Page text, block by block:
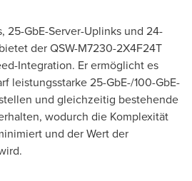
25-GbE-Server-Uplinks und 24-
der QSW-M7230-2X4F24T
Integration. Er ermöglicht es
leistungsstarke 25-GbE-/100-GbE-
und gleichzeitig bestehende
wodurch die Komplexität
und der Wert der